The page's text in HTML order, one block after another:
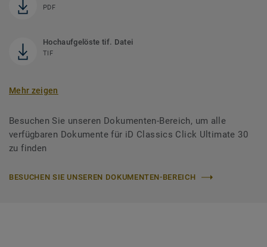
PDF
Hochaufgelöste tif. Datei
TIF
Mehr zeigen
Besuchen Sie unseren Dokumenten-Bereich, um alle
verfügbaren Dokumente für iD Classics Click Ultimate 30
zu finden
BESUCHEN SIE UNSEREN DOKUMENTEN-BEREICH